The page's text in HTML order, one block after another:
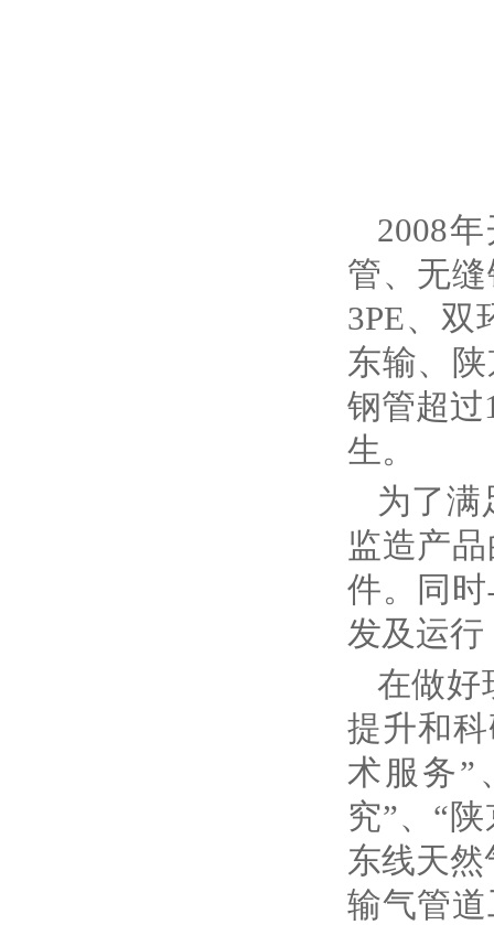
2008
管、无
3PE、
东输、
钢管超过
生。
为了满
监造产
件。同
发及运
在做好
提升和
术服务”
究”、“
东线天
输气管